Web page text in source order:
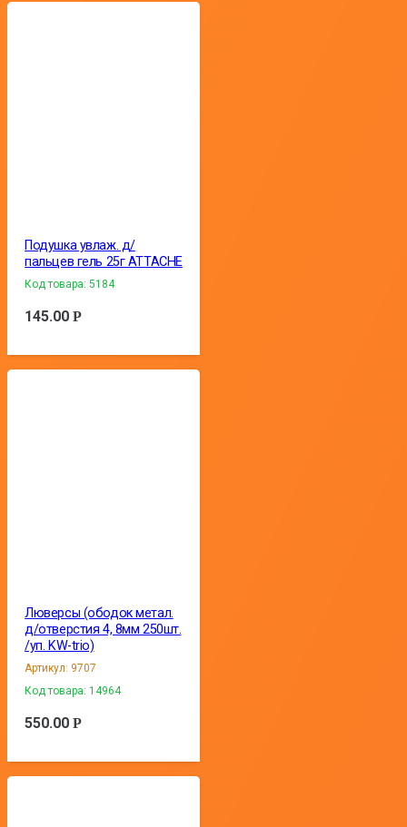
Подушка увлаж. д/
пальцев гель 25г ATTACHE
Код товара:5184
145.00Р
Люверсы (ободок метал.
д/отверстия 4, 8мм 250шт.
/уп. KW-trio)
Артикул: 9707
Код товара: 14964
550.00Р